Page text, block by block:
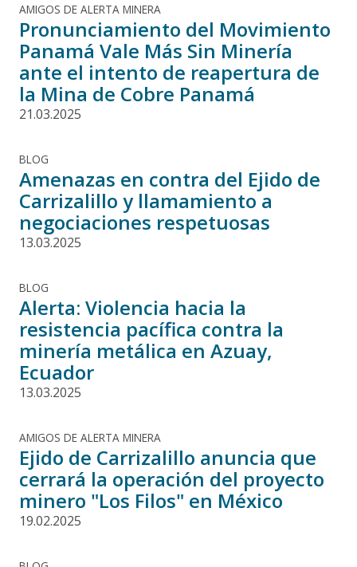
AMIGOS DE ALERTA MINERA
Pronunciamiento del Movimiento
Panamá Vale Más Sin Minería
ante el intento de reapertura de
la Mina de Cobre Panamá
21.03.2025
BLOG
Amenazas en contra del Ejido de
Carrizalillo y llamamiento a
negociaciones respetuosas
13.03.2025
BLOG
Alerta: Violencia hacia la
resistencia pacífica contra la
minería metálica en Azuay,
Ecuador
13.03.2025
AMIGOS DE ALERTA MINERA
Ejido de Carrizalillo anuncia que
cerrará la operación del proyecto
minero "Los Filos" en México
19.02.2025